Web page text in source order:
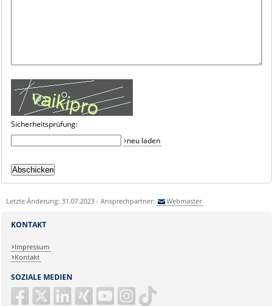
Sicherheitsprüfung:
neu laden
Letzte Änderung: 31.07.2023 - Ansprechpartner: Webmaster
SOZIALE MEDIEN
KONTAKT
Impressum
Kontakt